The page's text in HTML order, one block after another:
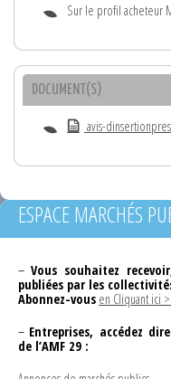
Sur le profil acheteur
DOCUMENT(S)
avis-
ESPACE MARCHÉS
– Vous souhaitez
publiées par les
Abonnez-vous en Cliquant ici
– Entreprises, accédez
de l’AMF 29 :